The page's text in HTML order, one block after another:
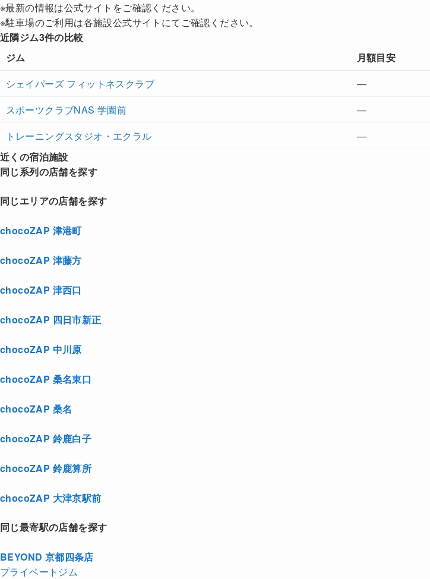
※最新の情報は公式サイトをご確認ください。
※駐車場のご利用は各施設公式サイトにてご確認ください。
近隣ジム3件の比較
ジム
月額目安
シェイパーズ フィットネスクラブ
—
スポーツクラブNAS 学園前
—
トレーニングスタジオ・エクラル
—
近くの宿泊施設
同じ系列の店舗を探す
同じエリアの店舗を探す
chocoZAP 津港町
chocoZAP 津藤方
chocoZAP 津西口
chocoZAP 四日市新正
chocoZAP 中川原
chocoZAP 桑名東口
chocoZAP 桑名
chocoZAP 鈴鹿白子
chocoZAP 鈴鹿算所
chocoZAP 大津京駅前
同じ最寄駅の店舗を探す
BEYOND 京都四条店
プライベートジム